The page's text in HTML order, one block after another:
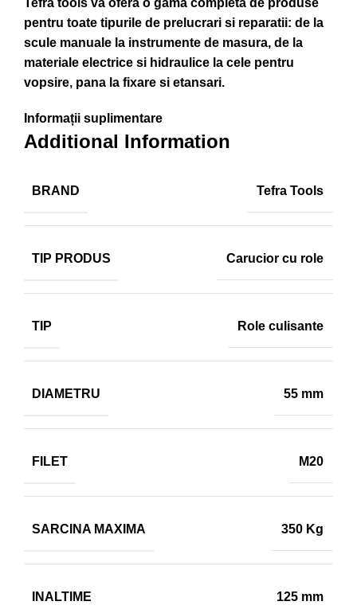
pentru toate tipurile de prelucrari si reparatii: de la
scule manuale la instrumente de masura, de la
materiale electrice si hidraulice la cele pentru
vopsire, pana la fixare si etansari.
Informații suplimentare
Additional Information
BRAND Tefra Tools
TIP PRODUS Carucior cu role
TIP Role culisante
DIAMETRU 55 mm
FILET M20
SARCINA MAXIMA 350 Kg
INALTIME 125 mm